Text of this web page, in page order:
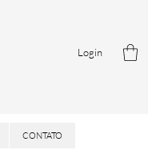
Login
CONTATO